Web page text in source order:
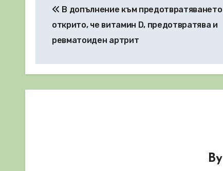
В допълнение към предотвратяването
открито, че витамин D, предотвратява и
ревматоиден артрит
By